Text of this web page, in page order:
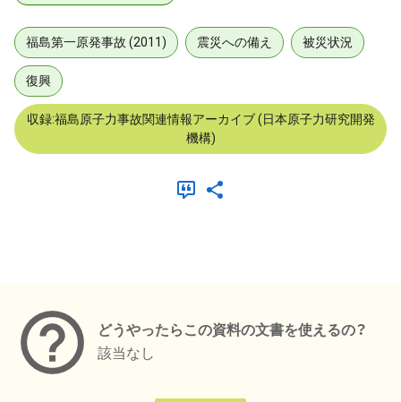
福島第一原発事故 (2011) 震災への備え 被災状況
復興
収録:福島原子力事故関連情報アーカイブ (日本原子力研究開発
機構)
どうやったらこの資料の文書を使えるの？
該当なし